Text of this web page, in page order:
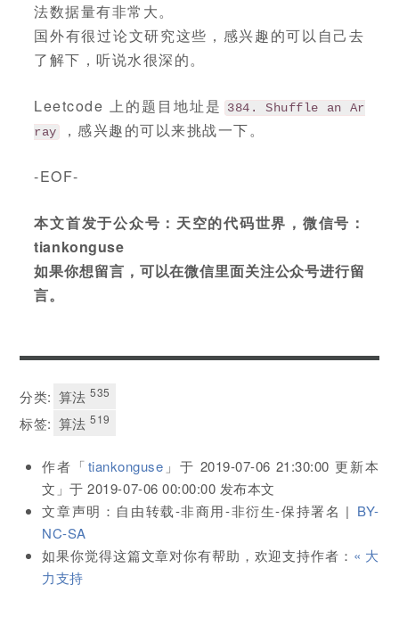
法数据量有非常大。
国外有很过论文研究这些，感兴趣的可以自己去
了解下，听说水很深的。
Leetcode 上的题目地址是
384. Shuffle an Ar
ray
，感兴趣的可以来挑战一下。
-EOF-
本文首发于公众号：天空的代码世界，微信号：
tiankonguse
如果你想留言，可以在微信里面关注公众号进行留
言。
分类: 算法535
标签: 算法519
作者「tiankonguse 」于 2019-07-06 21:30:00 更新本
文」于2019-07-06 00:00:00 发布本文
文章声明：自由转载-非商用-非衍生-保持署名 | BY-
NC-SA
如果你觉得这篇文章对你有帮助，欢迎支持作者： « 大
力支持